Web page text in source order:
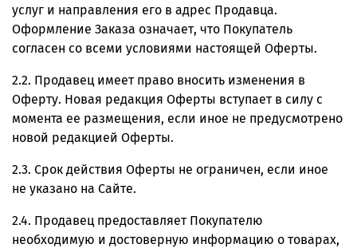
услуг и направления его в адрес Продавца.
Оформление Заказа означает, что Покупатель
согласен со всеми условиями настоящей Оферты.
2.2. Продавец имеет право вносить изменения в
Оферту. Новая редакция Оферты вступает в силу с
момента ее размещения, если иное не предусмотрено
новой редакцией Оферты.
2.3. Срок действия Оферты не ограничен, если иное
не указано на Сайте.
2.4. Продавец предоставляет Покупателю
необходимую и достоверную информацию о товарах,